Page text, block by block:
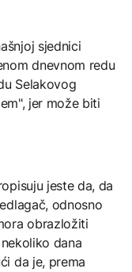
sjednici
dnevnom redu
Selakovog
jer može biti
jeste da, da
odnosno
obrazložiti
dana
da je, prema